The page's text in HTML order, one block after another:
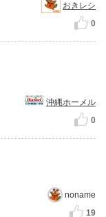
おきレシ
0
沖縄ホーメル
0
noname
19